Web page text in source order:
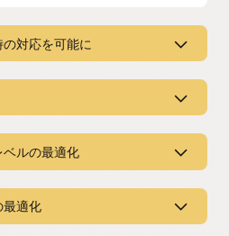
対応を可能に
状況を予測
況を最適化します。
サポート
資材の入荷、棚入、ピッキング、
主要な在庫取引をサポートしま
ネットワーク全体で在庫業務を
て、迅速な注文フルフィルメン
す。
の柔軟性を獲得
ルの最適化
成し、顧客の需要を満たし、顧客
運転資金を管理し、収益目標を
最適化